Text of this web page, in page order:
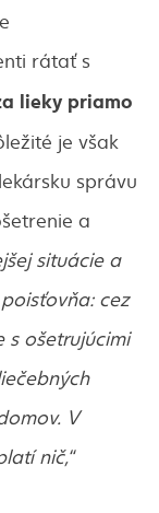
rátať s
lieky priamo
je však
správu
a
situácie a
cez
s ošetrujúcimi
V
nič,“